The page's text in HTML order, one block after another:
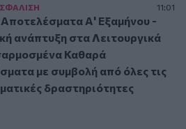
11:01
Αποτελέσματα Α' Εξαμήνου -
ανάπτυξη στα Λειτουργικά
Καθαρά
με συμβολή από όλες τις
δραστηριότητες